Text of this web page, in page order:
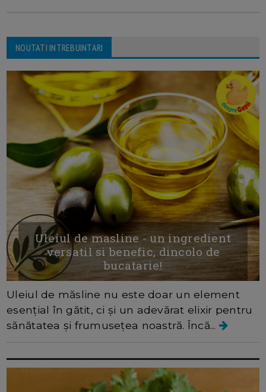
NOUTATI INTREBUINTARI
Uleiul de masline - un ingredient
versatil si benefic, dincolo de
bucatarie!
Uleiul de măsline nu este doar un element
esențial în gătit, ci și un adevărat elixir pentru
sănătatea și frumusețea noastră. Încă...